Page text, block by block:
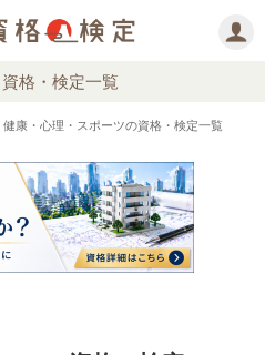
格・検定一覧
健康・心理・スポーツの資格・検定一覧